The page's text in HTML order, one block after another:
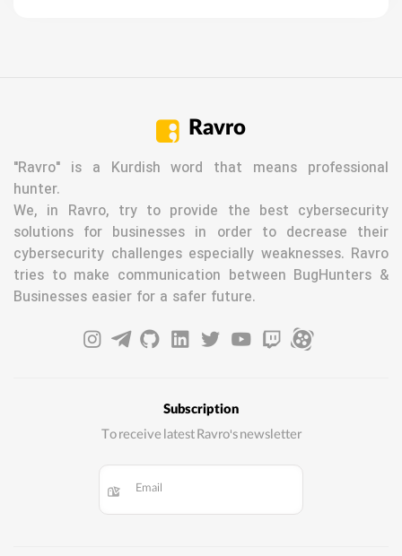
Ravro
"Ravro" is a Kurdish word that means professional
hunter.
We, in Ravro, try to provide the best cybersecurity
solutions for businesses in order to decrease their
cybersecurity challenges especially weaknesses. Ravro
tries to make communication between BugHunters &
Businesses easier for a safer future.
Subscription
To receive latest Ravro's newsletter
Email